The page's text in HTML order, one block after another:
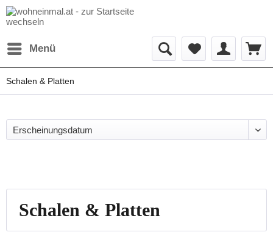
Menü
Schalen & Platten
Schalen & Platten